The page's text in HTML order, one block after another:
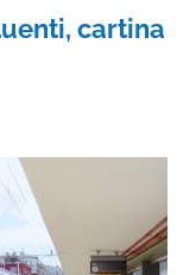
cartina